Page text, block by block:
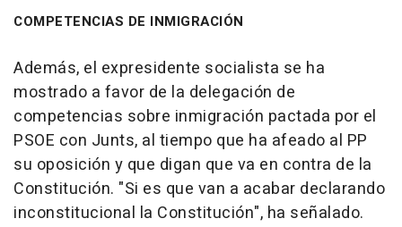
COMPETENCIAS DE INMIGRACIÓN
Además, el expresidente socialista se ha
mostrado a favor de la delegación de
competencias sobre inmigración pactada por el
PSOE con Junts, al tiempo que ha afeado al PP
su oposición y que digan que va en contra de la
Constitución. "Si es que van a acabar declarando
inconstitucional la Constitución", ha señalado.